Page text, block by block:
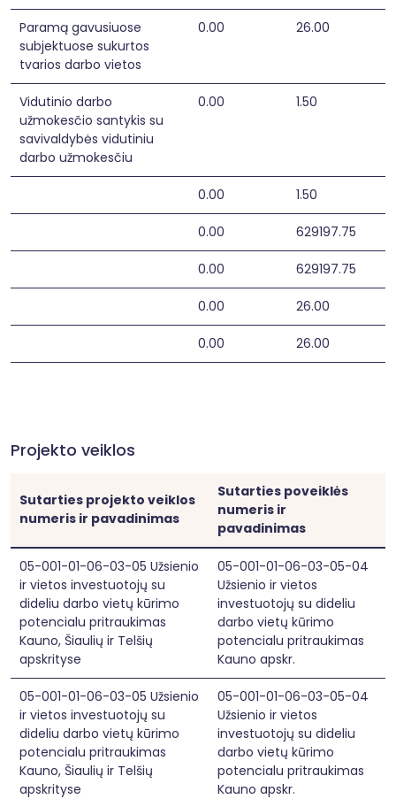
Paramą gavusiuose
subjektuose sukurtos
tvarios darbo vietos
0.00 26.00
Vidutinio darbo
užmokesčio santykis su
savivaldybės vidutiniu
darbo užmokesčiu
0.00 1.50
0.00 1.50
0.00 629197.75
0.00 629197.75
0.00 26.00
0.00 26.00
Projekto veiklos
Sutarties projekto veiklos
numeris ir pavadinimas
Sutarties poveiklės
numeris ir
pavadinimas
05-001-01-06-03-05 Užsienio
ir vietos investuotojų su
dideliu darbo vietų kūrimo
potencialu pritraukimas
Kauno, Šiaulių ir Telšių
apskrityse
05-001-01-06-03-05-04
Užsienio ir vietos
investuotojų su dideliu
darbo vietų kūrimo
potencialu pritraukimas
Kauno apskr.
05-001-01-06-03-05 Užsienio
ir vietos investuotojų su
dideliu darbo vietų kūrimo
potencialu pritraukimas
Kauno, Šiaulių ir Telšių
apskrityse
05-001-01-06-03-05-04
Užsienio ir vietos
investuotojų su dideliu
darbo vietų kūrimo
potencialu pritraukimas
Kauno apskr.